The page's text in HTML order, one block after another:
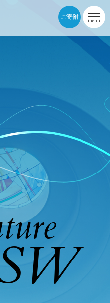
ご寄附
menu